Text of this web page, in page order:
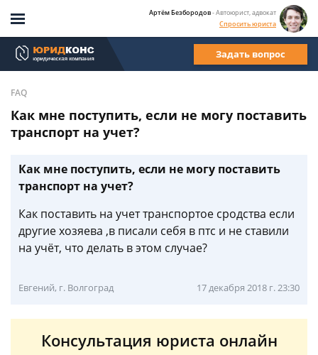
Артём Безбородов- Автоюрист, адвокат
Спросить юриста
Задать вопрос
FAQ
Как мне поступить, если не могу поставить
транспорт на учет?
Как мне поступить, если не могу поставить
транспорт на учет?
Как поставить на учет транспортое сродства если
другие хозяева ,в писали себя в птс и не ставили
на учёт, что делать в этом случае?
Евгений, г. Волгоград 17 декабря 2018 г. 23:30
Консультация юриста онлайн